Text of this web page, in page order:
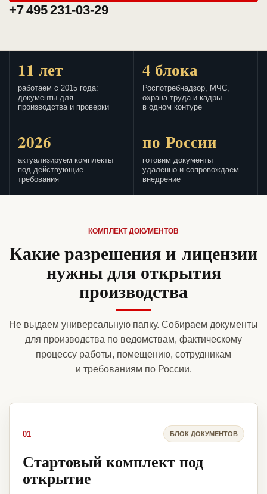
+7 495 231-03-29
11 лет
работаем с 2015 года:
документы для
производства и проверки
4 блока
Роспотребнадзор, МЧС,
охрана труда и кадры
в одном контуре
2026
актуализируем комплекты
под действующие
требования
по России
готовим документы
удаленно и сопровождаем
внедрение
КОМПЛЕКТ ДОКУМЕНТОВ
Какие разрешения и лицензии
нужны для открытия
производства
Не выдаем универсальную папку. Собираем документы
для производства по ведомствам, фактическому
процессу работы, помещению, сотрудникам
и требованиям по России.
01 БЛОК ДОКУМЕНТОВ
Стартовый комплект под
открытие